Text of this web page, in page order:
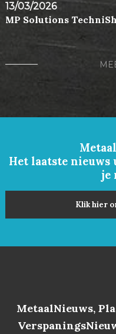
13/03/2026
MP Solutions
Het laatste nieuws
je
Klik hier
MetaalNieuws,